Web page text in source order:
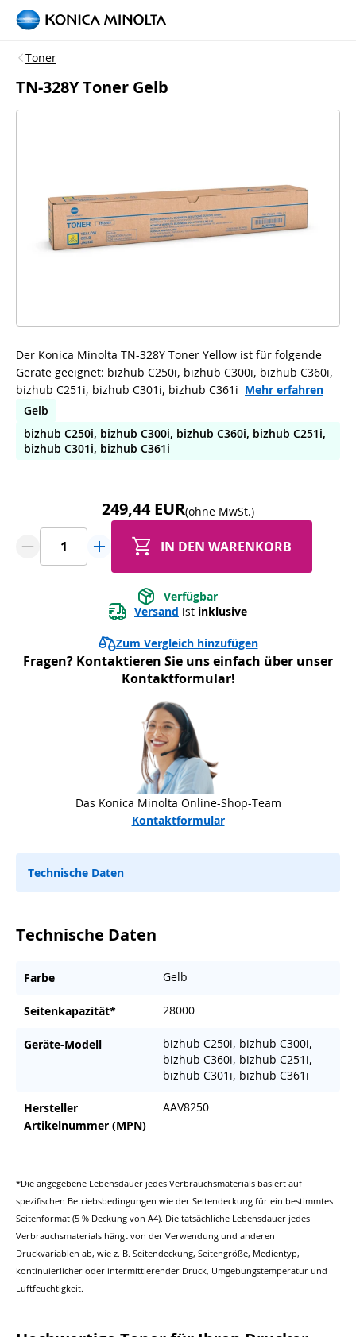
Toner
TN-328Y Toner Gelb
Der Konica Minolta TN-328Y Toner Yellow ist für folgende
Geräte geeignet: bizhub C250i, bizhub C300i, bizhub C360i,
bizhub C251i, bizhub C301i, bizhub C361i Mehr erfahren
Gelb
bizhub C250i, bizhub C300i, bizhub C360i, bizhub C251i,
bizhub C301i, bizhub C361i
249,44 EUR(ohne MwSt.)
IN DEN WARENKORB
Verfügbar
Versand ist inklusive
Zum Vergleich hinzufügen
Fragen? Kontaktieren Sie uns einfach über unser
Kontaktformular!
Das Konica Minolta Online-Shop-Team
Kontaktformular
Technische Daten
Technische Daten
Farbe Gelb
Seitenkapazität* 28000
Geräte-Modell
bizhub C250i, bizhub C300i,
bizhub C360i, bizhub C251i,
bizhub C301i, bizhub C361i
Hersteller
Artikelnummer (MPN)
AAV8250
*Die angegebene Lebensdauer jedes Verbrauchsmaterials basiert auf
spezifischen Betriebsbedingungen wie der Seitendeckung für ein bestimmtes
Seitenformat (5 % Deckung von A4). Die tatsächliche Lebensdauer jedes
Verbrauchsmaterials hängt von der Verwendung und anderen
Druckvariablen ab, wie z. B. Seitendeckung, Seitengröße, Medientyp,
kontinuierlicher oder intermittierender Druck, Umgebungstemperatur und
Luftfeuchtigkeit.